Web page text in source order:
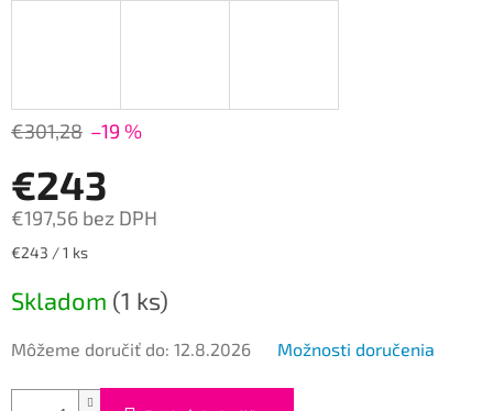
€301,28 –19 %
€243
€197,56 bez DPH
Jednotková
€243 / 1 ks
Skladom (1 ks)
Môžeme doručiť do: 12.8.2026 Možnosti doručenia